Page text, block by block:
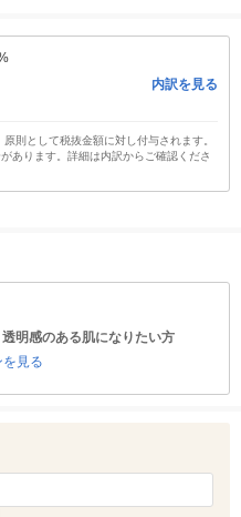
内訳を見る
則として税抜金額に対し付与されます。
あります。詳細は内訳からご確認くださ
明感のある肌になりたい方
見る